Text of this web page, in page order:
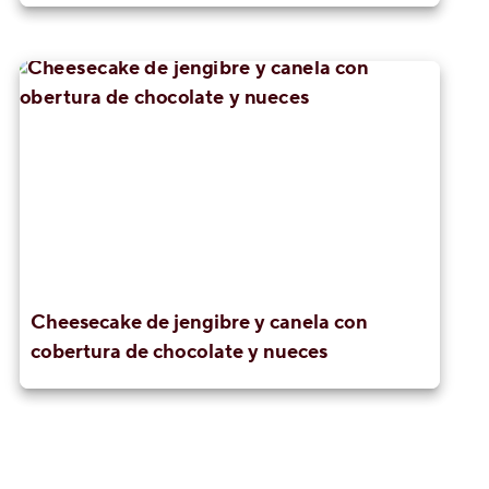
Cheesecake de jengibre y canela con
cobertura de chocolate y nueces